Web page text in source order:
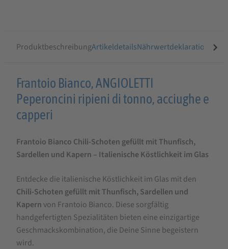
ProduktbeschreibungArtikeldetailsNährwertdeklaration
Produktbeschreibung
für
FRANTOIO
Chili-
Schoten
gefüllt
mit
Thunfisch,
Sardellen
und
Frantoio Bianco, ANGIOLETTI
Peperoncini ripieni di tonno, acciughe e
capperi
Frantoio Bianco Chili-Schoten gefüllt mit Thunfisch,
Sardellen und Kapern – Italienische Köstlichkeit im Glas
Entdecke die italienische Köstlichkeit im Glas mit den
Chili-Schoten gefüllt mit Thunfisch, Sardellen und
Kapern von Frantoio Bianco. Diese sorgfältig
handgefertigten Spezialitäten bieten eine einzigartige
Geschmackskombination, die Deine Sinne begeistern
wird.